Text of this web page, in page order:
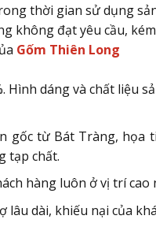
thời gian sử dụng
không đạt yêu cầu,
Gốm Thiên Long
Hình dáng và chất liệu
gốc từ Bát Tràng,
tạp chất.
hàng luôn ở vị trí cao
lâu dài, khiếu nại của